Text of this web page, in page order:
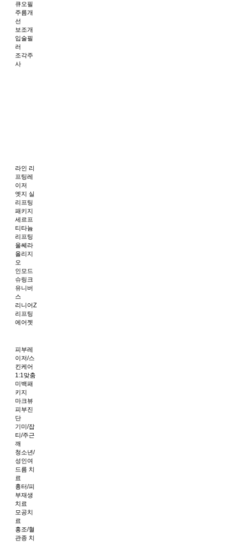
큐오필
주름개
선
보조개
입술필
러
조각주
사
라인 리
프팅레
이저
엣지 실
리프팅
패키지
세르프
티타늄
리프팅
울쎄라
올리지
오
인모드
슈링크
유니버
스
리니어Z
리프팅
에어젯
피부레
이저/스
킨케어
1:1맞춤
미백패
키지
마크뷰
피부진
단
기미/잡
티/주근
깨
청소년/
성인여
드름 치
료
흉터/피
부재생
치료
모공치
료
홍조/혈
관종 치